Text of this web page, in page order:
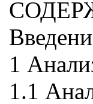
1
1.1